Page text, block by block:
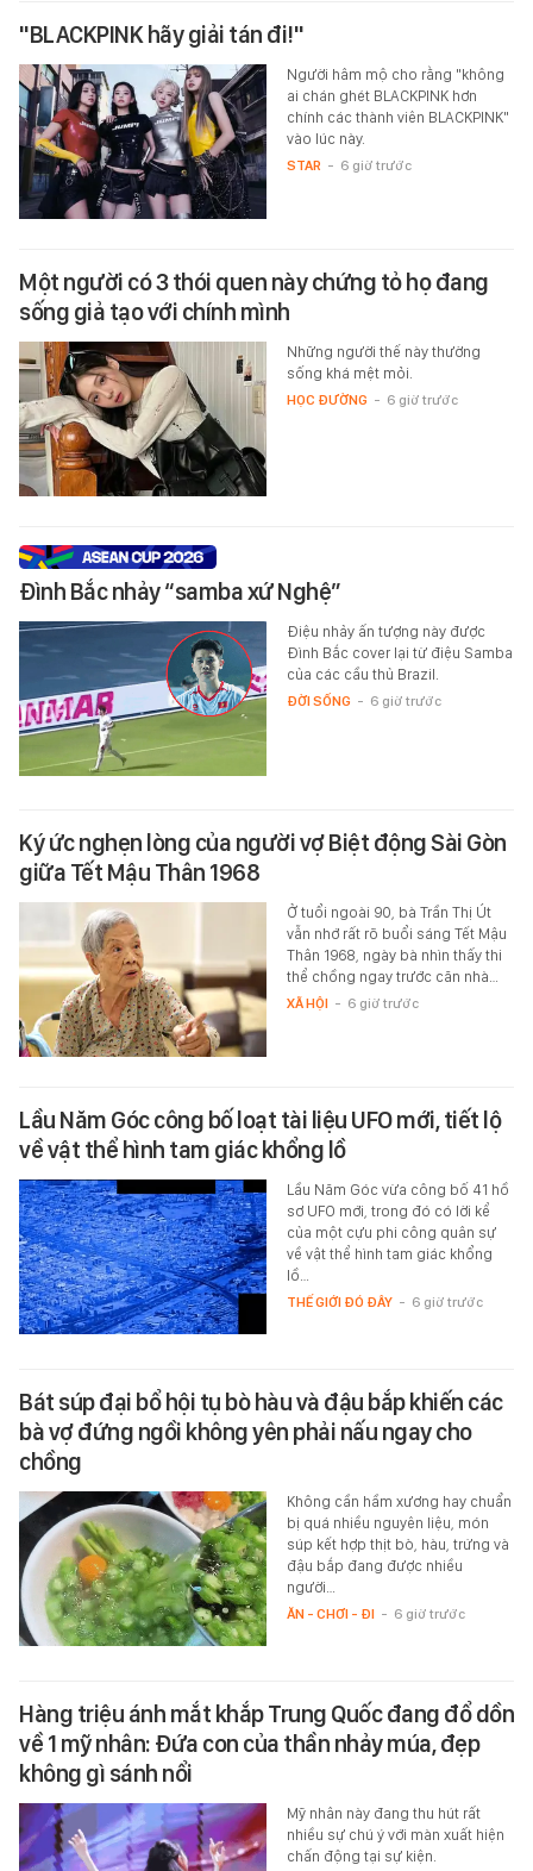
"BLACKPINK hãy giải tán đi!"
Người hâm mộ cho rằng "không
ai chán ghét BLACKPINK hơn
chính các thành viên BLACKPINK"
vào lúc này.
STAR - 6 giờ trước
Một người có 3 thói quen này chứng tỏ họ đang
sống giả tạo với chính mình
Những người thế này thường
sống khá mệt mỏi.
HỌC ĐƯỜNG - 6 giờ trước
Đình Bắc nhảy “samba xứ Nghệ”
Điệu nhảy ấn tượng này được
Đình Bắc cover lại từ điệu Samba
của các cầu thủ Brazil.
ĐỜI SỐNG - 6 giờ trước
Ký ức nghẹn lòng của người vợ Biệt động Sài Gòn
giữa Tết Mậu Thân 1968
Ở tuổi ngoài 90, bà Trần Thị Út
vẫn nhớ rất rõ buổi sáng Tết Mậu
Thân 1968, ngày bà nhìn thấy thi
thể chồng ngay trước căn nhà…
XÃ HỘI - 6 giờ trước
Lầu Năm Góc công bố loạt tài liệu UFO mới, tiết lộ
về vật thể hình tam giác khổng lồ
Lầu Năm Góc vừa công bố 41 hồ
sơ UFO mới, trong đó có lời kể
của một cựu phi công quân sự
về vật thể hình tam giác khổng
lồ…
THẾ GIỚI ĐÓ ĐÂY - 6 giờ trước
Bát súp đại bổ hội tụ bò hàu và đậu bắp khiến các
bà vợ đứng ngồi không yên phải nấu ngay cho
chồng
Không cần hầm xương hay chuẩn
bị quá nhiều nguyên liệu, món
súp kết hợp thịt bò, hàu, trứng và
đậu bắp đang được nhiều
người…
ĂN - CHƠI - ĐI - 6 giờ trước
Hàng triệu ánh mắt khắp Trung Quốc đang đổ dồn
về 1 mỹ nhân: Đứa con của thần nhảy múa, đẹp
không gì sánh nổi
Mỹ nhân này đang thu hút rất
nhiều sự chú ý với màn xuất hiện
chấn động tại sự kiện.